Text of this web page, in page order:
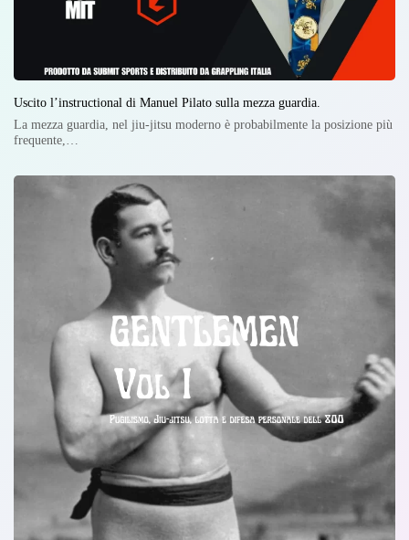
Uscito l’instructional di Manuel Pilato sulla mezza guardia.
La mezza guardia, nel jiu-jitsu moderno è probabilmente la posizione più
frequente,…